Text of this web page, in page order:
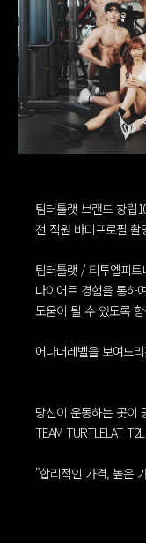
팀터틀랫 브랜드 창립
전 직원 바디프로필 촬
팀터틀랫 / 티투엘피
다이어트 경험을 통하
도움이 될 수 있도록
어나더레벨을 보여드
당신이 운동하는 곳이
TEAM TURTLELAT
"합리적인 가격, 높은